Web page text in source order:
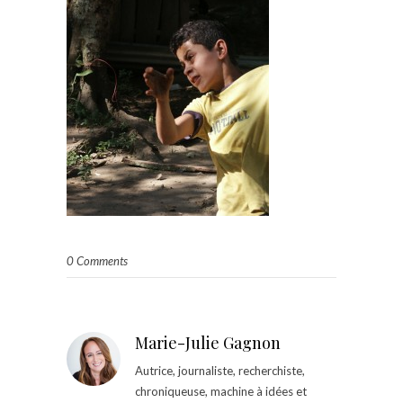
0 Comments
Marie-Julie Gagnon
Autrice, journaliste, recherchiste,
chroniqueuse, machine à idées et